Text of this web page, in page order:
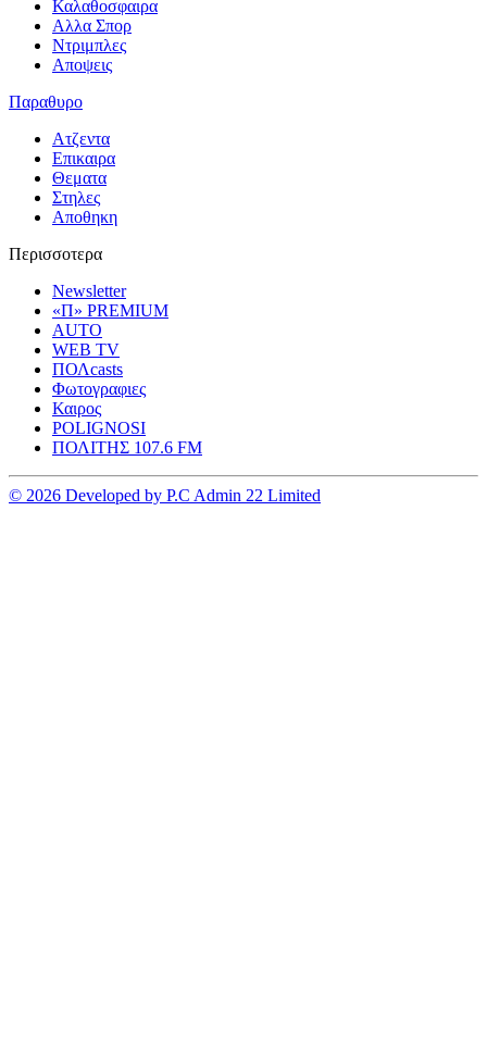
Καλαθοσφαιρα
Αλλα Σπορ
Ντριμπλες
Αποψεις
Παραθυρο
Ατζεντα
Επικαιρα
Θεματα
Στηλες
Αποθηκη
Περισσοτερα
Newsletter
«Π» PREMIUM
AUTO
WEB TV
ΠΟΛcasts
Φωτογραφιες
Καιρος
POLIGNOSI
ΠΟΛΙΤΗΣ 107.6 FM
© 2026 Developed by P.C Admin 22 Limited